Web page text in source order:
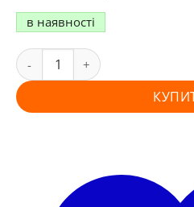
в наявності